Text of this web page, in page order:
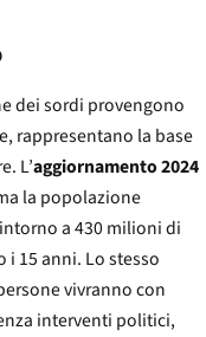
dei sordi provengono
rappresentano la base
L’aggiornamento 2024
la popolazione
a 430 milioni di
15 anni. Lo stesso
vivranno con
interventi politici,